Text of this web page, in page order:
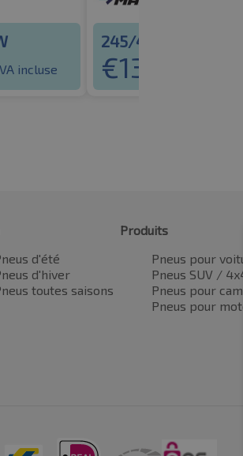
incluse
245/45R17 99W
€135.13
d'été
d'hiver
toutes saisons
Produits
Pneus pour
Pneus SUV /
Pneus pour
Pneus pour